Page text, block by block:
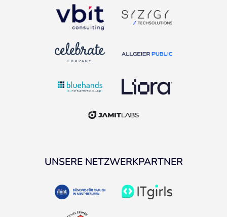
UNSERE NETZWERKPARTNER